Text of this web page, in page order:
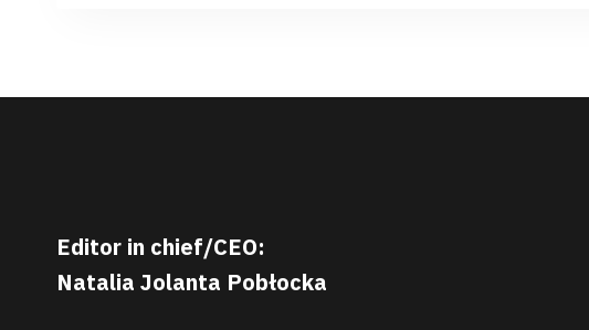
Editor in chief/CEO:
Natalia Jolanta Pobłocka